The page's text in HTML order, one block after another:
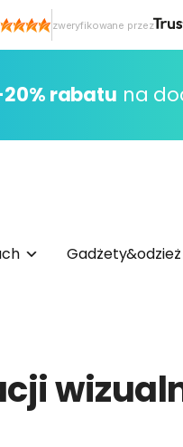
rabatu na
zweryfikowane przez